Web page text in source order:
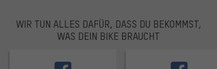
WIR TUN ALLES DAFÜR, DASS DU BEKOMMST,
WAS DEIN BIKE BRAUCHT